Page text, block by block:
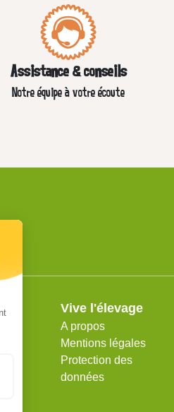
Assistance & conseils
Notre équipe à votre écoute
Vive l'élevage
A propos
Mentions légales
Protection des
données